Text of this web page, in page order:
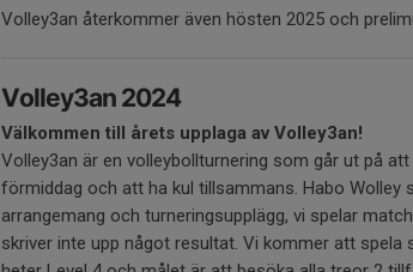
Volley3an återkommer även hösten 2025 och
Volley3an 2024
Välkommen till årets upplaga av Volley3an!
Volley3an är en volleybollturnering som går ut på
förmiddag och att ha kul tillsammans. Habo Wolley
arrangemang och turneringsupplägg, vi spelar
skriver inte upp något resultat. Vi kommer att spela